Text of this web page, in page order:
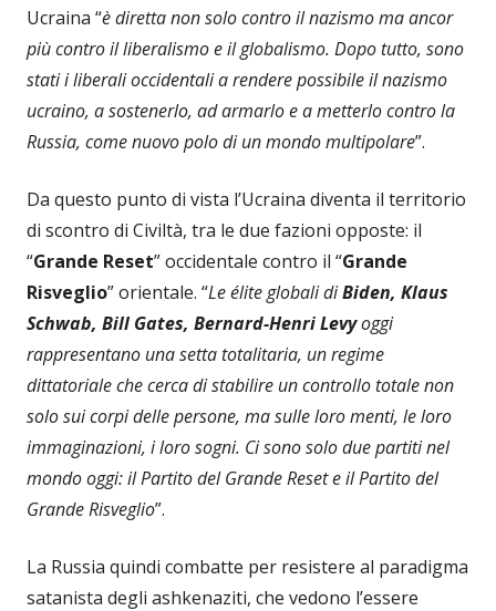
Ucraina “è diretta non solo contro il nazismo ma ancor
più contro il liberalismo e il globalismo. Dopo tutto, sono
stati i liberali occidentali a rendere possibile il nazismo
ucraino, a sostenerlo, ad armarlo e a metterlo contro la
Russia, come nuovo polo di un mondo multipolare”.
Da questo punto di vista l’Ucraina diventa il territorio
di scontro di Civiltà, tra le due fazioni opposte: il
“Grande Reset” occidentale contro il “Grande
Risveglio” orientale. “Le élite globali diBiden, Klaus
Schwab, Bill Gates, Bernard-Henri Levyoggi
rappresentano una setta totalitaria, un regime
dittatoriale che cerca di stabilire un controllo totale non
solo sui corpi delle persone, ma sulle loro menti, le loro
immaginazioni, i loro sogni. Ci sono solo due partiti nel
mondo oggi: il Partito del Grande Reset e il Partito del
Grande Risveglio”.
La Russia quindi combatte per resistere al paradigma
satanista degli ashkenaziti, che vedono l’essere